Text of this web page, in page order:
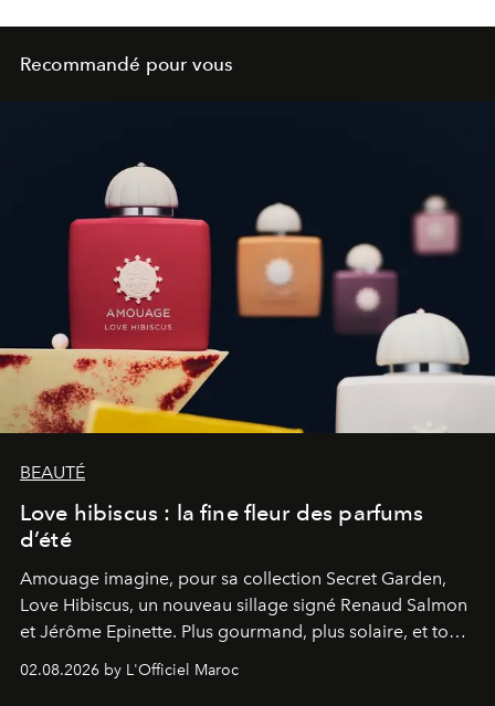
Recommandé pour vous
BEAUTÉ
Love hibiscus : la fine fleur des parfums
d’été
Amouage imagine, pour sa collection Secret Garden,
Love Hibiscus, un nouveau sillage signé Renaud Salmon
et Jérôme Epinette. Plus gourmand, plus solaire, et tout
à fait irrésistible.
02.08.2026 by L'Officiel Maroc